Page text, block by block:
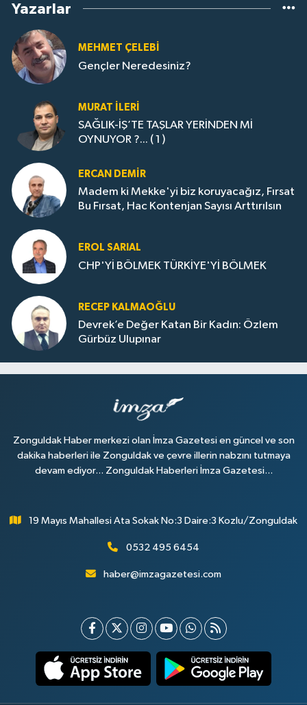
Yazarlar
MEHMET ÇELEBI
Gençler Neredesiniz?
MURAT İLERI
SAĞLIK-İŞ’TE TAŞLAR YERİNDEN Mİ
OYNUYOR ?... ( 1 )
ERCAN DEMIR
Madem ki Mekke'yi biz koruyacağız, Fırsat
Bu Fırsat, Hac Kontenjan Sayısı Arttırılsın
EROL SARIAL
CHP'Yİ BÖLMEK TÜRKİYE'Yİ BÖLMEK
RECEP KALMAOĞLU
Devrek’e Değer Katan Bir Kadın: Özlem
Gürbüz Ulupınar
Zonguldak Haber merkezi olan İmza Gazetesi en güncel ve son
dakika haberleri ile Zonguldak ve çevre illerin nabzını tutmaya
devam ediyor... Zonguldak Haberleri İmza Gazetesi...
19 Mayıs Mahallesi Ata Sokak No:3 Daire:3 Kozlu/Zonguldak
0532 495 6454
haber@imzagazetesi.com